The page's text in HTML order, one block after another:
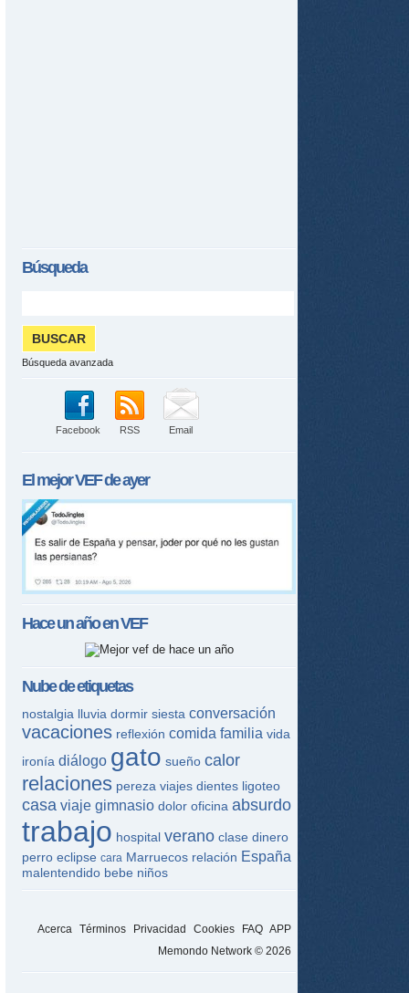
Búsqueda
Búsqueda avanzada
Facebook RSS Email
El mejorVEFde ayer
Hace un año enVEF
Nube de etiquetas
nostalgia lluvia dormir siesta conversación
vacaciones reflexión comida familia vida
ironía diálogo gato sueño calor
relaciones pereza viajes dientes ligoteo
casa viaje gimnasio dolor oficina absurdo
trabajo hospital verano clase dinero
perro eclipse cara Marruecos relación España
malentendido bebe niños
Acerca Términos Privacidad Cookies FAQ APP
Memondo Network © 2026